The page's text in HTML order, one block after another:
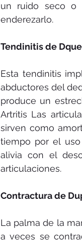
un ruido seco o
enderezarlo.
Tendinitis de
Esta tendinitis
abductores del
produce un
Artritis Las
sirven como
tiempo por el
alivia con el
articulaciones.
Contractura de
La palma de la
a veces se